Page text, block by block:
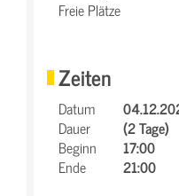
Freie Plätze
Zeiten
Datum
Dauer
(2 Tage)
Beginn
17:00
Ende
21:00